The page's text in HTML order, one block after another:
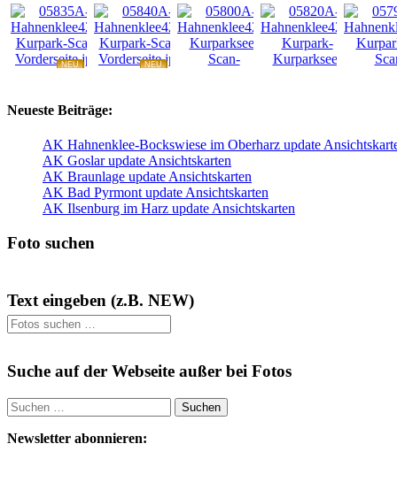
NEU
NEU
Neueste Beiträge:
AK Hahnenklee-Bockswiese im Oberharz update
AK Goslar update Ansichtskarten
AK Braunlage update Ansichtskarten
AK Bad Pyrmont update Ansichtskarten
AK Ilsenburg im Harz update Ansichtskarten
Foto suchen
Text eingeben (z.B. NEW)
Suche auf der Webseite außer bei Fotos
Suchen
nach:
Newsletter abonnieren: